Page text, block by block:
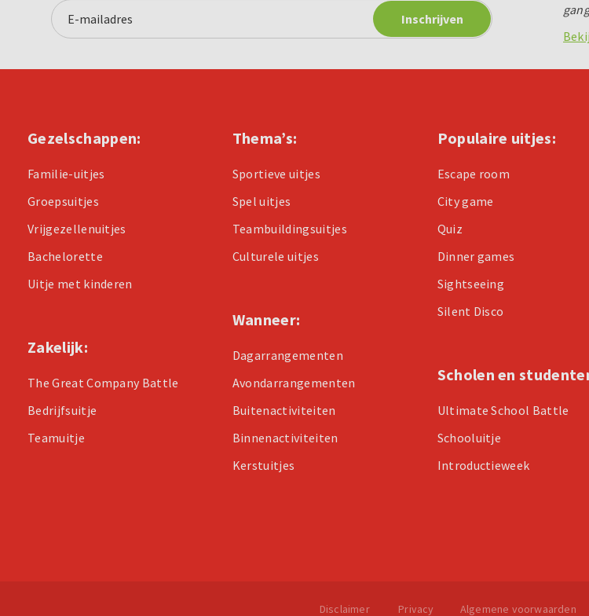
Gezelschappen:
Familie-uitjes
Groepsuitjes
Vrijgezellenuitjes
Bachelorette
Uitje met kinderen
Zakelijk:
The Great Company Battle
Bedrijfsuitje
Teamuitje
Thema’s:
Sportieve uitjes
Spel uitjes
Teambuildingsuitjes
Culturele uitjes
Wanneer:
Dagarrangementen
Avondarrangementen
Buitenactiviteiten
Binnenactiviteiten
Kerstuitjes
Populaire uitjes:
Escape room
City game
Quiz
Dinner games
Sightseeing
Silent Disco
Scholen en
Ultimate School Battle
Schooluitje
Introductieweek
Disclaimer Privacy Algemene voorwaarden